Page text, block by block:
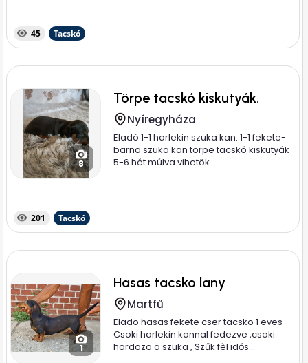
45 Tacskó
8
Törpe tacskó kiskutyák.
Nyíregyháza
Eladó 1-1 harlekin szuka kan. 1-1 fekete-
barna szuka kan törpe tacskó kiskutyák
5-6 hét múlva vihetök.
201 Tacskó
1
Hasas tacsko lany
Martfű
Elado hasas fekete cser tacsko 1 eves
Csoki harlekin kannal fedezve ,csoki
hordozo a szuka , Szűk fèl idős...